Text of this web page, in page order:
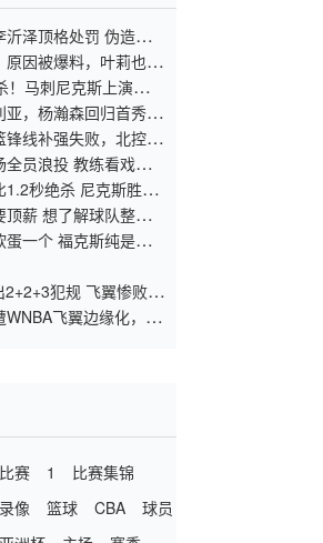
泽顶格处罚 伪造身
因被爆料，叶莉也没
接受
马刺尼克斯上演史诗
亚，杨瀚森回归首秀，
世预赛
锋线补强失败，北控管
洛杉矶特训
员浪投 教练看戏不
1.2秒绝杀 尼克斯胜马
顶薪 想了解球队整体
一个 福克斯纯是卧
犯规 飞翼惨败难
飞翼边缘化，直
比赛 1
比赛集锦
像 篮球 CBA
球员